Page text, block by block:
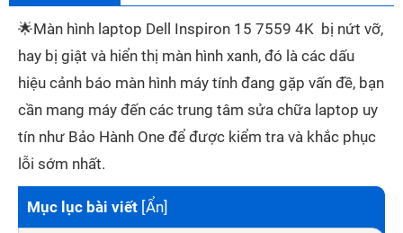
🌟Màn hình laptop Dell Inspiron 15 7559 4K bị nứt vỡ,
hay bị giật và hiển thị màn hình xanh, đó là các dấu
hiệu cảnh báo màn hình máy tính đang gặp vấn đề, bạn
cần mang máy đến các trung tâm sửa chữa laptop uy
tín như Bảo Hành One để được kiểm tra và khắc phục
lỗi sớm nhất.
Mục lục bài viết [Ẩn]